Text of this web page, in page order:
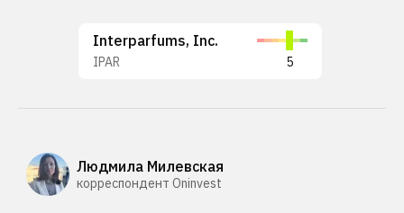
Interparfums, Inc.
IPAR 5
Людмила Милевская
корреспондент Oninvest